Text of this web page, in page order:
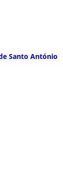
Santo António